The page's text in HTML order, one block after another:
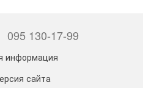
095 130-17-99
информация
сайта